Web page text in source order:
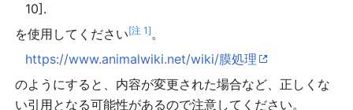
10].
を使用してください[注 1]。
https://www.animalwiki.net/wiki/膜処理
のようにすると、内容が変更された場合など、正しくな
い引用となる可能性があるので注意してください。